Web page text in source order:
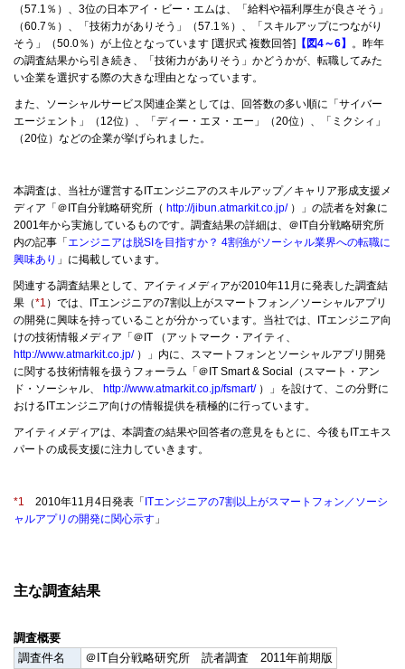
（57.1％）、3位の日本アイ・ビー・エムは、「給料や福利厚生が良さそう」
（60.7％）、「技術力がありそう」（57.1％）、「スキルアップにつながり
そう」（50.0％）が上位となっています [選択式 複数回答] 【図4～6】 。昨年
の調査結果から引き続き、「技術力がありそう」かどうかが、転職してみた
い企業を選択する際の大きな理由となっています。
また、ソーシャルサービス関連企業としては、回答数の多い順に「サイバー
エージェント」（12位）、「ディー・エヌ・エー」（20位）、「ミクシィ」
（20位）などの企業が挙げられました。
本調査は、当社が運営するITエンジニアのスキルアップ／キャリア形成支援メ
ディア「＠IT自分戦略研究所（ http://jibun.atmarkit.co.jp/）」の読者を対象に
2001年から実施しているものです。調査結果の詳細は、＠IT自分戦略研究所
内の記事「エンジニアは脱SIを目指すか？ 4割強がソーシャル業界への転職に
興味あり 」に掲載しています。
関連する調査結果として、アイティメディアが2010年11月に発表した調査結
果（*1 ）では、ITエンジニアの7割以上がスマートフォン／ソーシャルアプリ
の開発に興味を持っていることが分かっています。当社では、ITエンジニア向
けの技術情報メディア「＠IT （アットマーク・アイティ、
http://www.atmarkit.co.jp/）」内に、スマートフォンとソーシャルアプリ開発
に関する技術情報を扱うフォーラム「＠IT Smart & Social（スマート・アン
ド・ソーシャル、 http://www.atmarkit.co.jp/fsmart/）」を設けて、この分野に
おけるITエンジニア向けの情報提供を積極的に行っています。
アイティメディアは、本調査の結果や回答者の意見をもとに、今後もITエキス
パートの成長支援に注力していきます。
*1 2010年11月4日発表「ITエンジニアの7割以上がスマートフォン／ソーシ
ャルアプリの開発に関心示す 」
主な調査結果
調査概要
調査件名
＠IT自分戦略研究所 読者調査 2011年前期版